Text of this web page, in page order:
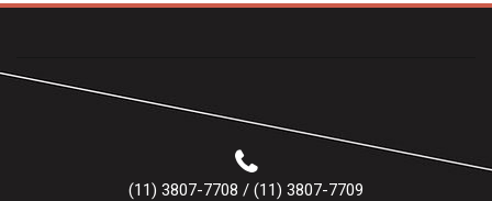
(11) 3807-7708 / (11) 3807-7709